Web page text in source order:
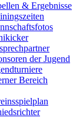
& Ergebnisse
der Jugend
Bereich